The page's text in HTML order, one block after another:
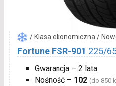
/ Klasa ekonomiczna /
Fortune FSR-901 225/
Gwarancja – 2 lata
Nośność – 102 (do 850